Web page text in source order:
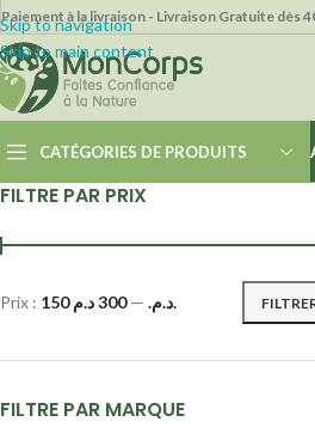
Skip to navigation
Skip to main content
Paiement à la livraison - Livraison Gratuite dès
CATÉGORIES DE PRODUITS
FILTRE PAR PRIX
Prix : 150 د.م. — 300 د.م.
FILTRE PAR MARQUE